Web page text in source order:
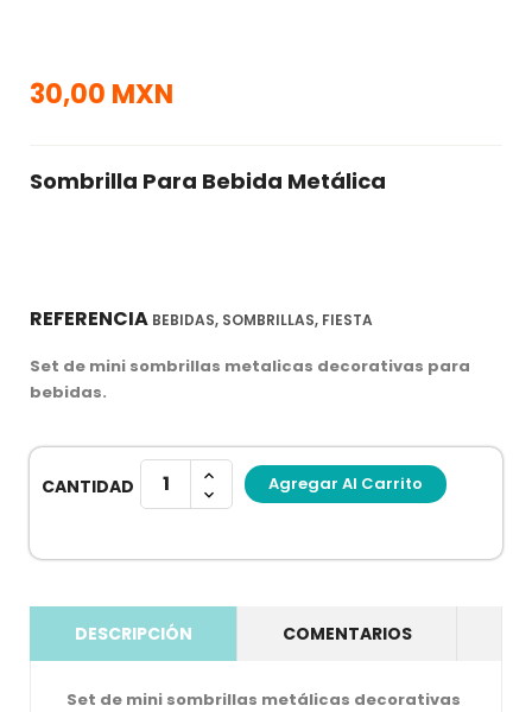
30,00 MXN
Sombrilla Para Bebida Metálica
REFERENCIA BEBIDAS, SOMBRILLAS, FIESTA
Set de mini sombrillas metalicas decorativas para
bebidas.
CANTIDAD Agregar Al Carrito
DESCRIPCIÓN COMENTARIOS
Set de mini sombrillas metálicas decorativas